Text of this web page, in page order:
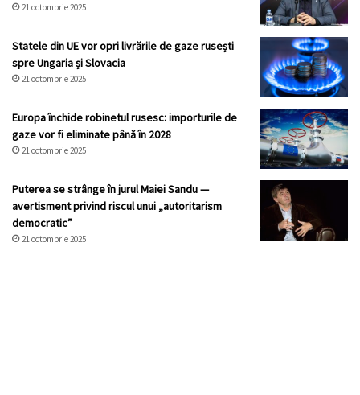
21 octombrie 2025
Statele din UE vor opri livrările de gaze rusești
spre Ungaria și Slovacia
21 octombrie 2025
Europa închide robinetul rusesc: importurile de
gaze vor fi eliminate până în 2028
21 octombrie 2025
Puterea se strânge în jurul Maiei Sandu —
avertisment privind riscul unui „autoritarism
democratic”
21 octombrie 2025